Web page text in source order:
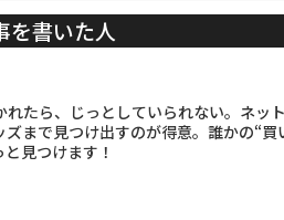
を書いた人
れたら、じっとしていられない。ネッ
まで見つけ出すのが得意。誰かの“
見つけます！